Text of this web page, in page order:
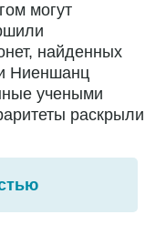
могут
найденных
Ниеншанц
учеными
раскрыли